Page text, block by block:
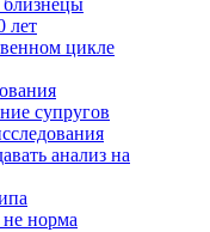
лет
цикле
супругов
анализ на
норма